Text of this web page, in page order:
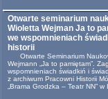
Otwarte seminarium
Wioletta Wejman Ja to
we wspomnieniach
historii
Otwarte Seminarium
Wejmann „Ja to pamiętam”.
wspomnieniach świadkiń i
z archiwum Pracowni Historii
„Brama Grodzka – Teatr NN” w